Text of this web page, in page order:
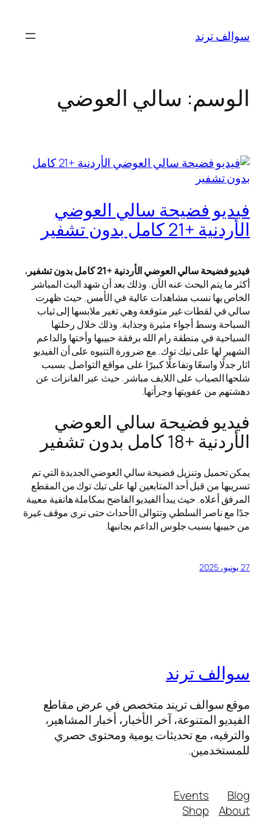
المحتوى
سوالف ترند
الوسم: سالي العوضي
فيديو فضيحة سالي العوضي
الأردنية +21 كامل بدون تشفير
فيديو فضيحة سالي العوضي الأردنية +21 كامل بدون تشفير
،
أكثر ما يتم البحث عنه الآن. وذلك بعد أن شهد البث المباشر
الخاص بها نسب مشاهدات عالية في الأمس. حيث ظهرت
سالي في لقطات غير متوقعة وهي تغير ملابسها إلى ثياب
السباحة وسط أجواء مثيرة وجذابة. وذلك خلال رحلتها
السياحية في منطقة رام الله برفقة حبيبها وأختها والداعم
الشهير لها على تيك توك. مع ضرورة التنيوه على أن الفيديو
اثار جدلًا واسعًا وتفاعلًا كبيرًا على مواقع التواصل. بسبب
شلحها الصياب على اللايف مباشر. حيث عبر الفانزات عن
دهشتهم من عفويتها وجرأتها.
فيديو فضيحة سالي العوضي
الأردنية +18 كامل بدون تشفير
يمكن تحميل وتنزيل فضيحة سالي العوضي الجديدة التي تم
تسريبها من قبل أحد المتابعين لها على تيك توك من المقطع
المرفق أعلاه. حيث يبدأ الفيديو الفاضح بمكاملة هاتفية معيبة
جدًا مع ناصر السلطي وتتوالى الأحداث حتى نرى موقف غيرة
من حبيبها بسبب جلوس الداعم بجانبها.
27 يونيو، 2025
سوالف ترند
موقع سوالف تريند متخصص في عرض مقاطع
الفيديو المتنوعة، آخر الأخبار، أخبار المشاهير،
والترفيه، مع تحديثات يومية ومحتوى حصري
للمستخدمين.
Blog
About
Events
Shop